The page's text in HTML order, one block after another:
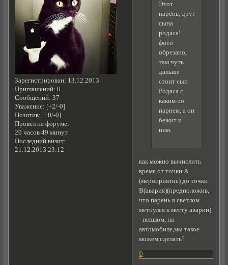
Зарегистрирован: 13.12.2013
Приглашений: 0
Сообщений: 37
Уважение: [+2/-0]
Позитив: [+0/-0]
Провел на форуме:
20 часов 49 минут
Последний визит:
21.12.2013 23:12
Этот
парень, друг
сына
родаса!
фото
обрезано,
там чуть
дальше
стоит сын
Родаса с
каким-то
парнем, а он
бежит к
ним.
как можно вычислить
время от точки А
(мероприятие) до точки
В(авария)(предположив,
что парень в светлом
метнулся к месту аварии)
- пешком, на
автомобиле,мы такое
можем сделать?
0